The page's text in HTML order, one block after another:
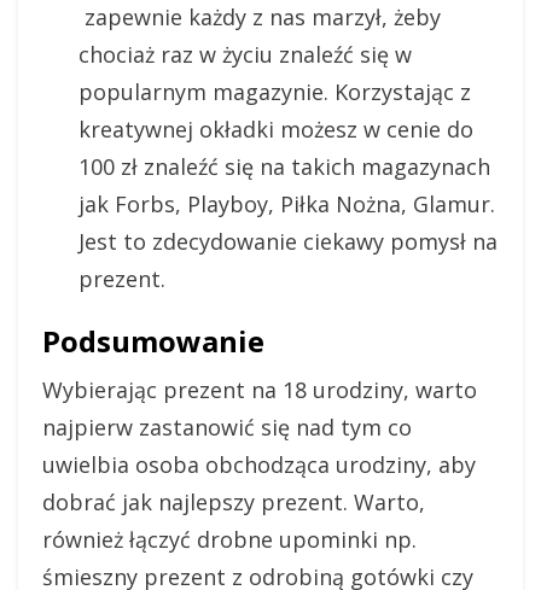
zapewnie każdy z nas marzył, żeby
chociaż raz w życiu znaleźć się w
popularnym magazynie. Korzystając z
kreatywnej okładki możesz w cenie do
100 zł znaleźć się na takich magazynach
jak Forbs, Playboy, Piłka Nożna, Glamur.
Jest to zdecydowanie ciekawy pomysł na
prezent.
Podsumowanie
Wybierając prezent na 18 urodziny, warto
najpierw zastanowić się nad tym co
uwielbia osoba obchodząca urodziny, aby
dobrać jak najlepszy prezent. Warto,
również łączyć drobne upominki np.
śmieszny prezent z odrobiną gotówki czy